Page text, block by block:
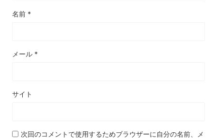
名前 *
メール *
サイト
次回のコメントで使用するためブラウザーに自分の名前、メ